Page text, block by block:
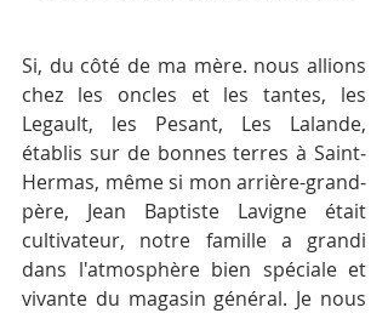
Si, du côté de ma mère. nous allions
chez les oncles et les tantes, les
Legault, les Pesant, Les Lalande,
établis sur de bonnes terres à Saint­
Hermas, même si mon arrière-grand-
père, Jean­ Baptiste Lavigne était
cultivateur, notre famille a grandi
dans l'atmosphère bien spéciale et
vivante du magasin général. Je nous